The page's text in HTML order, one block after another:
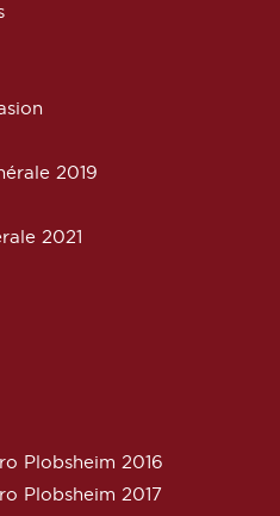
2019
2021
Plobsheim 2016
Plobsheim 2017